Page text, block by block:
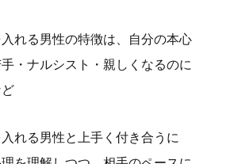
れる男性の特徴は、自分の本心
・ナルシスト・親しくなるのに
れる男性と上手く付き合うに